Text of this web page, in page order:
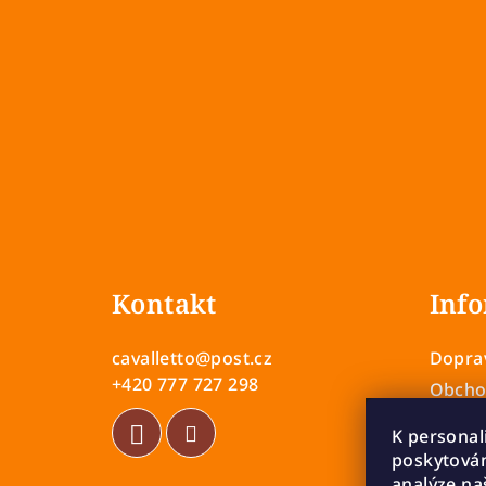
K
Kontakt
cavalletto@post.cz
+420 777 727 298